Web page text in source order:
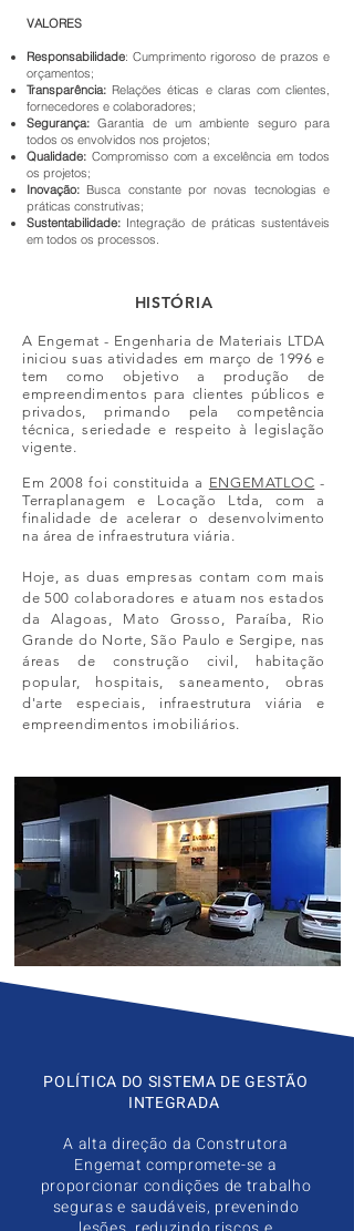
VALORES
Responsabilidade: Cumprimento rigoroso de prazos e
orçamentos;
Transparência: Relações éticas e claras com clientes,
fornecedores e colaboradores;
Segurança: Garantia de um ambiente seguro para
todos os envolvidos nos projetos;
Qualidade: Compromisso com a excelência em todos
os projetos;
Inovação: Busca constante por novas tecnologias e
práticas construtivas;
Sustentabilidade: Integração de práticas sustentáveis
em todos os processos.
POLÍTICA DO SISTEMA DE GESTÃO
INTEGRADA
A alta direção da Construtora
Engemat compromete-se a
proporcionar condições de trabalho
seguras e saudáveis, prevenindo
HISTÓRIA
A Engemat - Engenharia de Materiais LTDA
iniciou suas atividades em março de 1996 e
tem como objetivo a produção de
empreendimentos para clientes públicos e
privados, primando pela competência
técnica, seriedade e respeito à legislação
vigente.
Em 2008 foi constituida a ENGEMATLOC -
Terraplanagem e Locação Ltda, com a
finalidade de acelerar o desenvolvimento
na área de infraestrutura viária.
Hoje, as duas empresas contam com mais
de 500 colaboradores e atuam nos estados
da Alagoas, Mato Grosso, Paraíba, Rio
Grande do Norte, São Paulo e Sergipe, nas
áreas de construção civil, habitação
popular, hospitais, saneamento, obras
d'arte especiais, infraestrutura viária e
empreendimentos imobiliários.